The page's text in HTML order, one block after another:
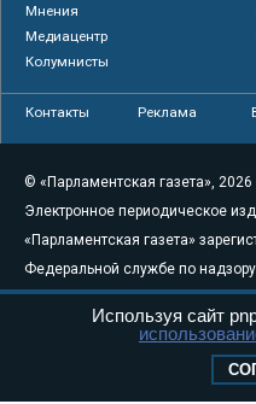
Мнения
Медиацентр
Колумнисты
Контакты Реклама
© «Парламентская газета», 2026
Электронное периодическое
«Парламентская газета»
Федеральной службе по
связи, информационных
массовых коммуникаций
Свидетельство о регистрации
Используя сайт